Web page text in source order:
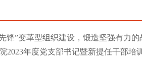
锋”变革型组织建设，锻造坚强有力
2023年度党支部书记暨新提任干部培